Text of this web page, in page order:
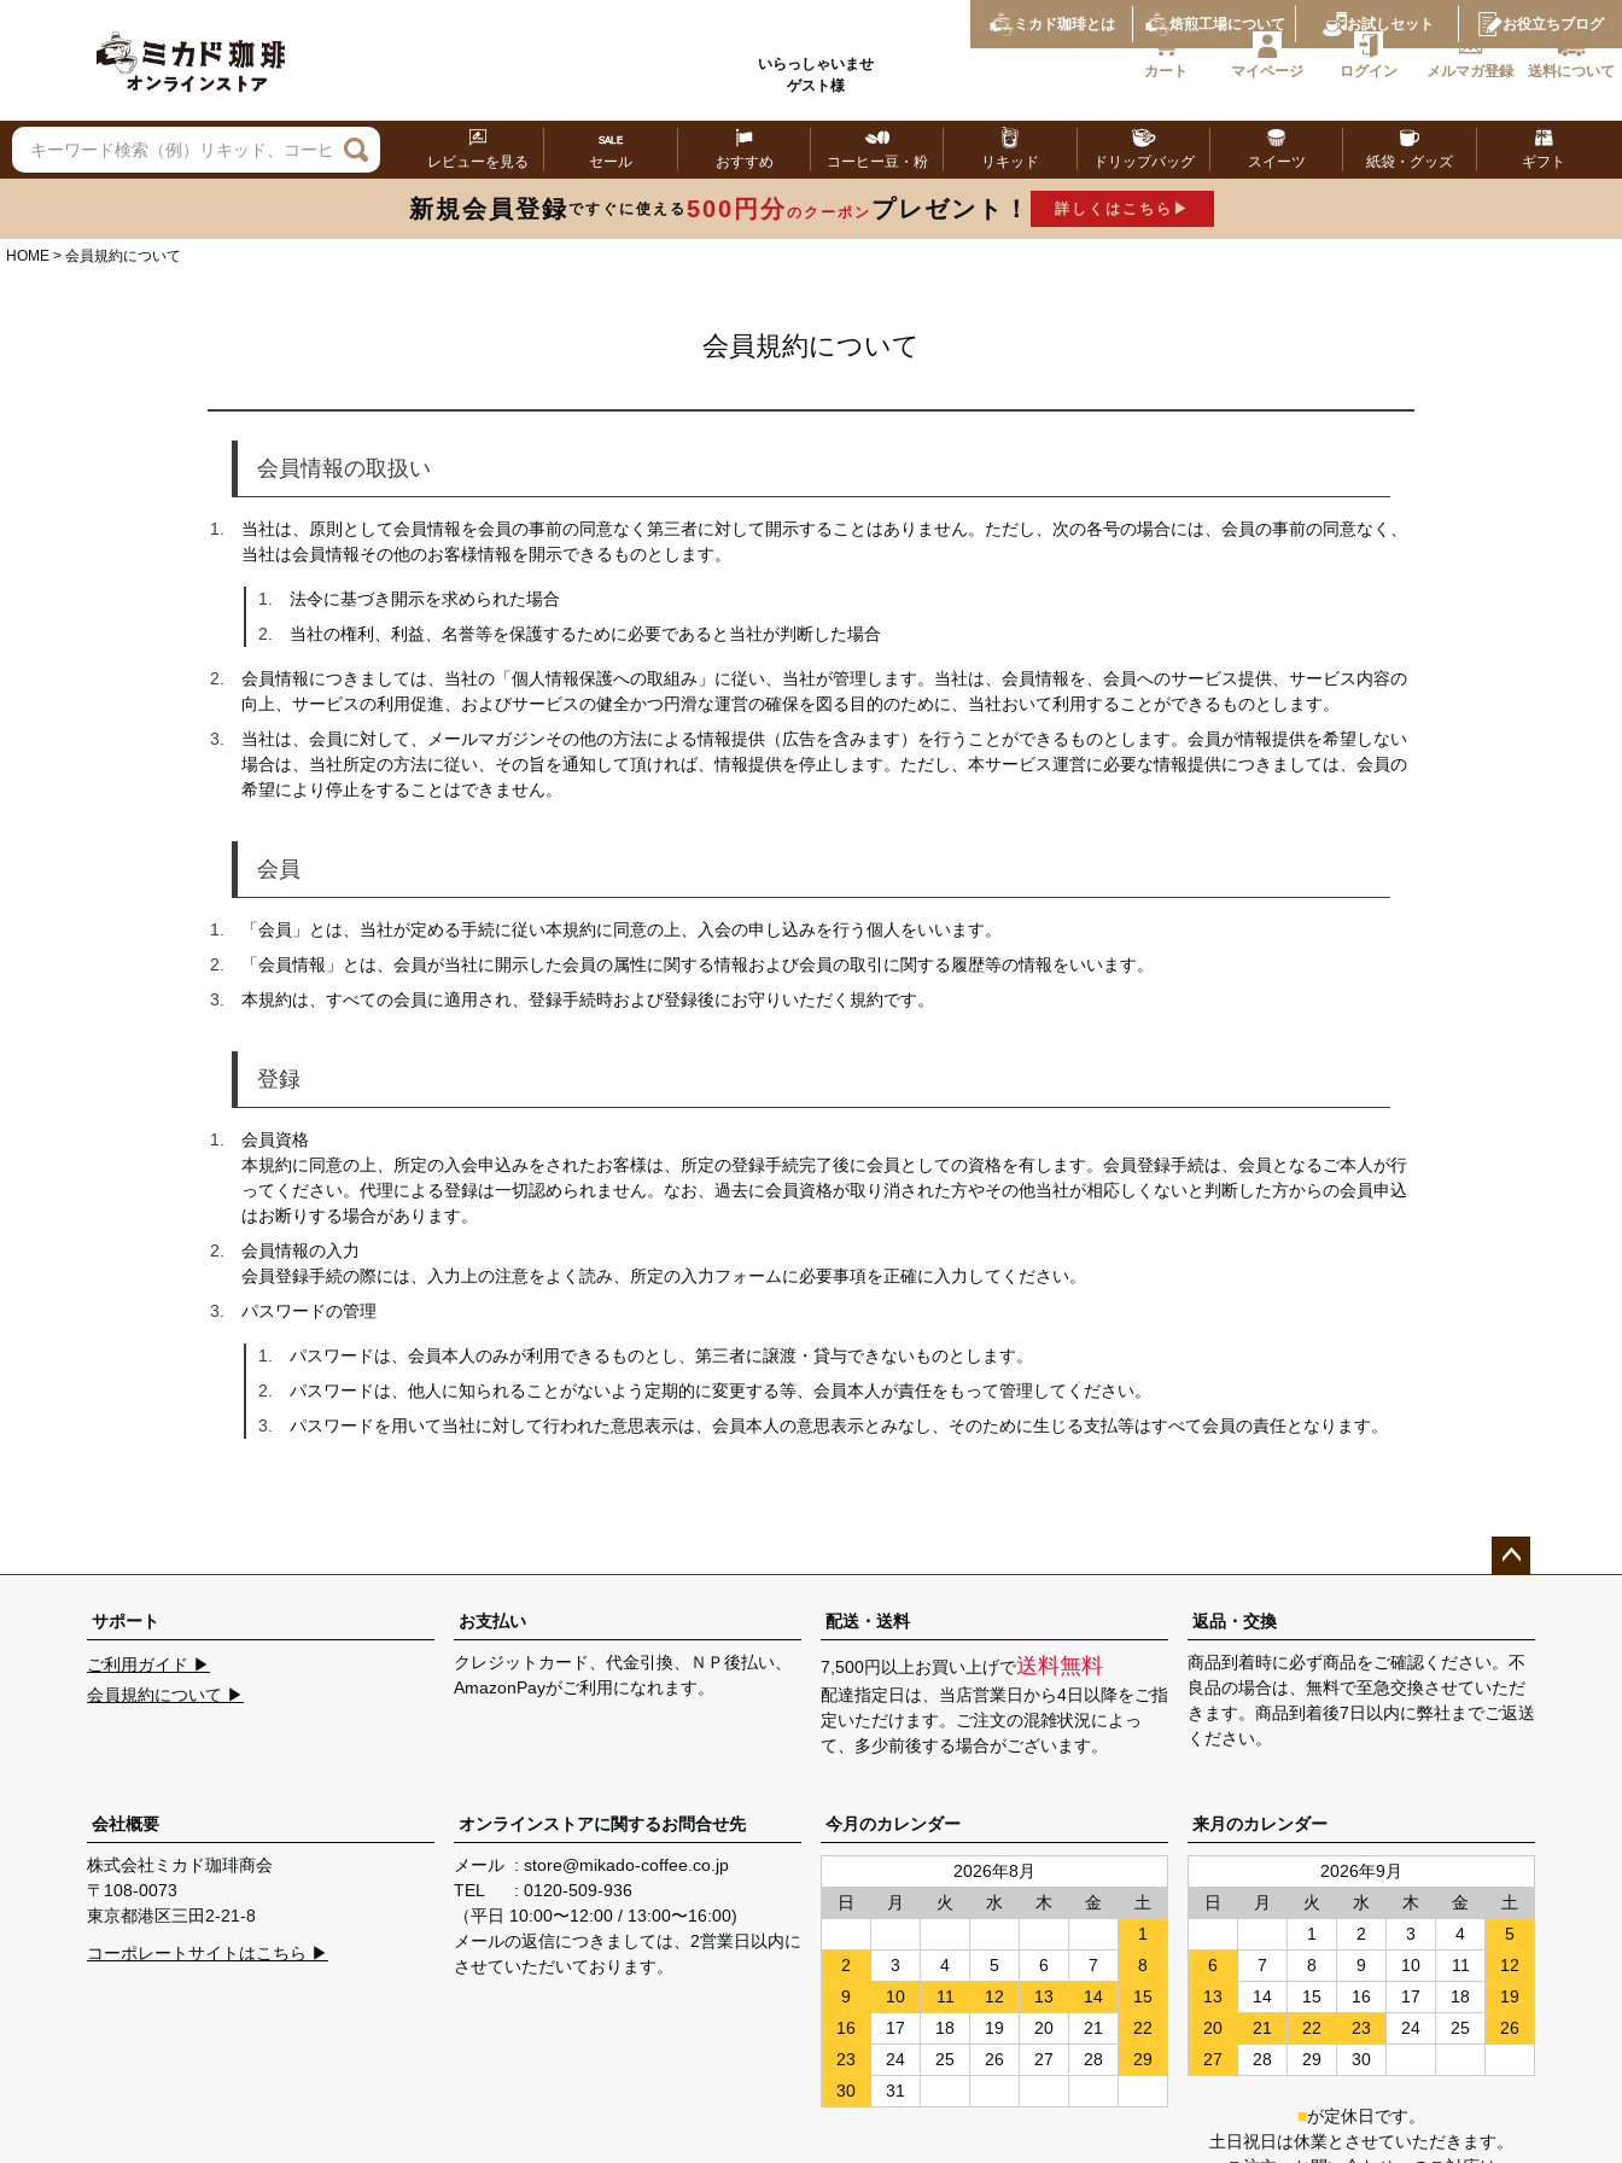
いらっしゃいませ
ゲスト様
ミカド珈琲とは 焙煎工場について お試しセット お役立ちブログ
カート マイページ ログイン メルマガ登録 送料について
レビューを見る セール おすすめ コーヒー豆・粉 リキッド ドリップバッグ スイーツ 紙袋・ グッズ ギフト
新規会員登録ですぐに使える 500円分のクーポン プレゼント！ 詳しくはこちら
HOME 会員規約について
会員規約について
会員情報の取扱い
当社は、原則として会員情報を会員の事前の同意なく第三者に対して開示することはありません。ただし、次の各号の場合には、会員の事前の同意なく、
当社は会員情報その他のお客様情報を開示できるものとします。
法令に基づき開示を求められた場合
当社の権利、利益、名誉等を保護するために必要であると当社が判断した場合
会員情報につきましては、当社の「個人情報保護への取組み」に従い、当社が管理します。当社は、会員情報を、会員へのサービス提供、サービス内容の
向上、サービスの利用促進、およびサービスの健全かつ円滑な運営の確保を図る目的のために、当社おいて利用することができるものとします。
当社は、会員に対して、メールマガジンその他の方法による情報提供（広告を含みます）を行うことができるものとします。会員が情報提供を希望しない
場合は、当社所定の方法に従い、その旨を通知して頂ければ、情報提供を停止します。ただし、本サービス運営に必要な情報提供につきましては、会員の
希望により停止をすることはできません。
会員
「会員」とは、当社が定める手続に従い本規約に同意の上、入会の申し込みを行う個人をいいます。
「会員情報」とは、会員が当社に開示した会員の属性に関する情報および会員の取引に関する履歴等の情報をいいます。
本規約は、すべての会員に適用され、登録手続時および登録後にお守りいただく規約です。
登録
会員資格
本規約に同意の上、所定の入会申込みをされたお客様は、所定の登録手続完了後に会員としての資格を有します。会員登録手続は、会員となるご本人が行
ってください。代理による登録は一切認められません。なお、過去に会員資格が取り消された方やその他当社が相応しくないと判断した方からの会員申込
はお断りする場合があります。
会員情報の入力
会員登録手続の際には、入力上の注意をよく読み、所定の入力フォームに必要事項を正確に入力してください。
パスワードの管理
パスワードは、会員本人のみが利用できるものとし、第三者に譲渡・貸与できないものとします。
パスワードは、他人に知られることがないよう定期的に変更する等、会員本人が責任をもって管理してください。
パスワードを用いて当社に対して行われた意思表示は、会員本人の意思表示とみなし、そのために生じる支払等はすべて会員の責任となります。
ップ
へ
サポート
ご利用ガイド ▶
会員規約について ▶
お支払い
クレジットカード、代金引換、ＮＰ後払い、
AmazonPayがご利用になれます。
配送・送料
7,500円以上お買い上げで送料無料
配達指定日は、当店営業日から4日以降をご指
定いただけます。ご注文の混雑状況によっ
て、多少前後する場合がございます。
返品・交換
商品到着時に必ず商品をご確認ください。不
良品の場合は、無料で至急交換させていただ
きます。商品到着後7日以内に弊社までご返送
ください。
会社概要
株式会社ミカド珈琲商会
108-0073
東京都港区三田2-21-8
コーポレートサイトはこちら ▶
オンラインストアに関するお問合せ先
メール
store@mikado-coffee.co.jp
TEL
0120-509-936
（平日 10:00〜12:00 / 13:00〜16:00)
メールの返信につきましては、2営業日以内に
させていただいております。
今月のカレンダー
2026年8月
日
月 火 水 木 金
土
1
2
3 4 5 6 7
8
9
10 11 12 13 14
15
16
17 18 19 20 21
22
23
24 25 26 27 28
29
30
31
来月のカレンダー
2026年9月
日
月 火 水 木 金
土
1
2 3 4
5
6
7 8 9 10 11
12
13
14 15 16 17 18
19
20
21 22 23 24 25
26
27
28 29 30
■が定休日です。
土日祝日は休業とさせていただきます。